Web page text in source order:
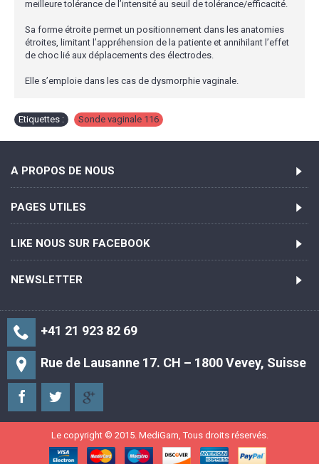
meilleure tolérance de l’intensité au seuil de tolérance/efficacité.
Sa forme étroite permet un positionnement dans les anatomies
étroites, limitant l’appréhension de la patiente et annihilant l’effet
de choc lié aux déplacements des électrodes.
Elle s’emploie dans les cas de dysmorphie vaginale.
Etiquettes : Sonde vaginale 116
A PROPOS DE NOUS
PAGES UTILES
LIKE NOUS SUR FACEBOOK
NEWSLETTER
+41 21 923 82 69
Rue de Lausanne 17. CH – 1800 Vevey, Suisse
Le copyright © 2015. MediGam, Tous droits réservés.